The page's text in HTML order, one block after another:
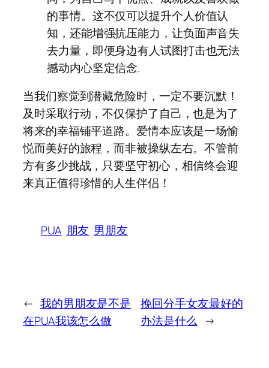
的事情。这不仅可以提升个人价值认
知，还能增强抗压能力，让负面声音失
去力量，即便身边有人试图打击也无法
撼动内心坚定信念.
当我们察觉到潜藏危险时，一定不要沉默！
及时采取行动，不仅保护了自己，也是为了
将来的幸福铺平道路。爱情本应该是一场愉
悦而美好的旅程，而非被操纵左右。不管前
方有多少挑战，只要坚守初心，相信终会迎
来真正值得珍惜的人生伴侣！
PUA 朋友 男朋友
← 我的男朋友是不是
在PUA我该怎么做
挽回分手女友最好的
办法是什么 →